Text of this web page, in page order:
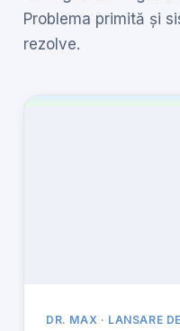
Problema primită și
rezolve.
DR. MAX · LANSARE